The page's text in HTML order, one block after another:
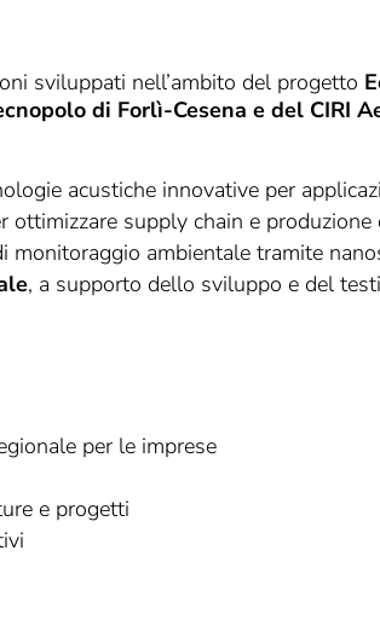
sviluppati nell’ambito del progetto
di Forlì-Cesena e del CIRI
acustiche innovative per
ottimizzare supply chain e produzione
monitoraggio ambientale tramite
, a supporto dello sviluppo e del
per le imprese
e progetti